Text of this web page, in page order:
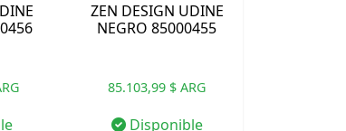
ZEN DESIGN UDINE
NEGRO 85000455
85.103,99 $ ARG
Disponible